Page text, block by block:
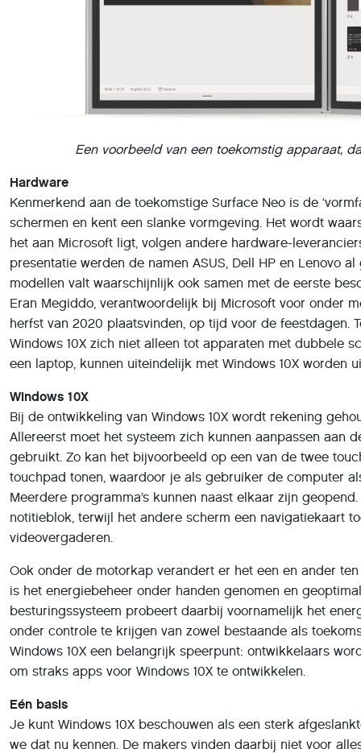
Een voorbeeld van een toekomstig apparaat,
Hardware
Kenmerkend aan de toekomstige Surface Neo is de
schermen en kent een slanke vormgeving. Het wordt
het aan Microsoft ligt, volgen andere hardware-
presentatie werden de namen ASUS, Dell HP en Lenovo
modellen valt waarschijnlijk ook samen met de eerste
Eran Megiddo, verantwoordelijk bij Microsoft voor onder
herfst van 2020 plaatsvinden, op tijd voor de feestdagen.
Windows 10X zich niet alleen tot apparaten met dubbele
een laptop, kunnen uiteindelijk met Windows 10X worden
Windows 10X
Bij de ontwikkeling van Windows 10X wordt rekening
Allereerst moet het systeem zich kunnen aanpassen aan
gebruikt. Zo kan het bijvoorbeeld op een van de twee
touchpad tonen, waardoor je als gebruiker de computer
Meerdere programma’s kunnen naast elkaar zijn
notitieblok, terwijl het andere scherm een navigatiekaart
videovergaderen.
Ook onder de motorkap verandert er het een en ander
is het energiebeheer onder handen genomen en
besturingssysteem probeert daarbij voornamelijk het
onder controle te krijgen van zowel bestaande als
Windows 10X een belangrijk speerpunt: ontwikkelaars
om straks apps voor Windows 10X te ontwikkelen.
Eén basis
Je kunt Windows 10X beschouwen als een sterk
we dat nu kennen. De makers vinden daarbij niet voor